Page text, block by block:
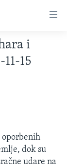
i
15
oporbenih
dok su
udare na